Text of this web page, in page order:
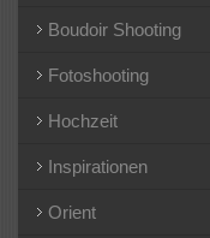
Boudoir Shooting
Fotoshooting
Hochzeit
Inspirationen
Orient